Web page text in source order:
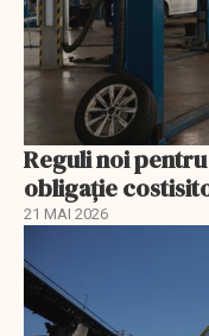
Reguli noi
obligație
21 MAI 2026